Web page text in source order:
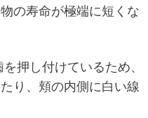
の寿命が極端に短くな
押し付けているため、
り、頬の内側に白い線